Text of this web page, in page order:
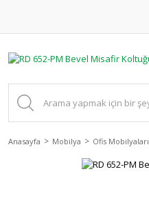
Anasayfa Mobilya Ofis Mobilyaları